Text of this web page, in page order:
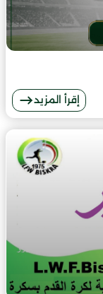
إقرأ المزيد